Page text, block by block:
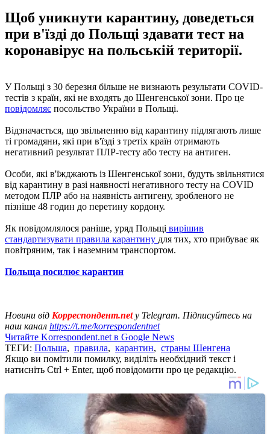
Щоб уникнути карантину, доведеться
при в'їзді до Польщі здавати тест на
коронавірус на польській території.
У Польщі з 30 березня більше не визнають результати COVID-
тестів з країн, які не входять до Шенгенської зони. Про це
повідомляє посольство України в Польщі.
Відзначається, що звільненню від карантину підлягають лише
ті громадяни, які при в'їзді з третіх країн отримають
негативний результат ПЛР-тесту або тесту на антиген.
Особи, які в'їжджають із Шенгенської зони, будуть звільнятися
від карантину в разі наявності негативного тесту на COVID
методом ПЛР або на наявність антигену, зробленого не
пізніше 48 годин до перетину кордону.
Як повідомлялося раніше, уряд Польщі вирішив
стандартизувати правила карантину для тих, хто прибуває як
повітряним, так і наземним транспортом.
Польща посилює карантин
Новини від Корреспондент.netу Telegram. Підписуйтесь на
наш канал https://t.me/korrespondentnet
Читайте Korrespondent.net в Google News
ТЕГИ: Польша, правила, карантин, страны Шенгена
Якщо ви помітили помилку, виділіть необхідний текст і
натисніть Ctrl + Enter, щоб повідомити про це редакцію.